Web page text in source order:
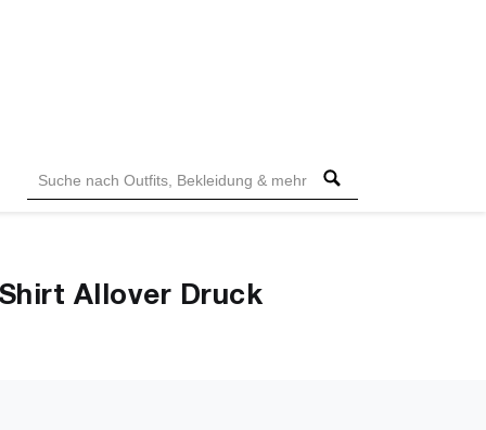
Allover Druck